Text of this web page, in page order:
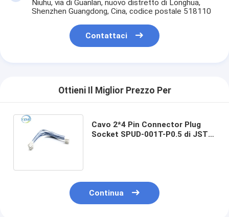
Niuhu, via di Guanlan, nuovo distretto di Longhua,
Shenzhen Guangdong, Cina, codice postale 518110
Contattaci
Ottieni Il Miglior Prezzo Per
Cavo 2*4 Pin Connector Plug
Socket SPUD-001T-P0.5 di JST
Continua